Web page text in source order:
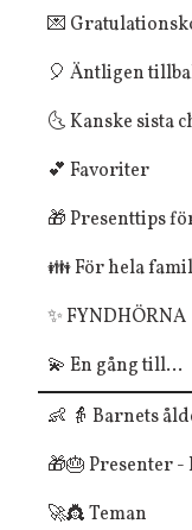
💌
🎈 Äntligen
🌜 Kanske sista
💕 Favoriter
🎁 Presenttips
👪 För hela
✨ FYNDHÖRNA
💫 En gång till...
👶 👵 Barnets
🎁🎂 Presenter
🚀👸 Teman